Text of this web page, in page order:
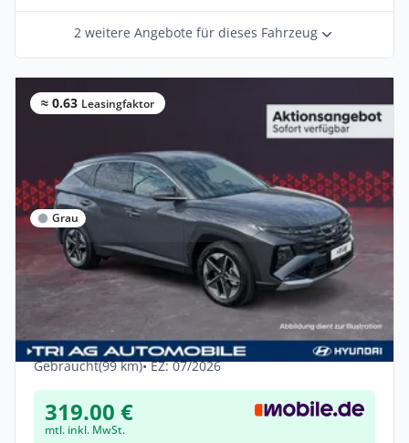
2 weitere Angebote für dieses Fahrzeug
≈ 0.63 Leasingfaktor
Grau
Privat
Hyundai Tucson FL PHEV Trend 6-AT
Krell-Soundsystem Matr
Hybrid •Automatik •288 PS (212 kW)
Gebraucht(99 km)• EZ: 07/2026
319.00 €
mtl. inkl. MwSt.